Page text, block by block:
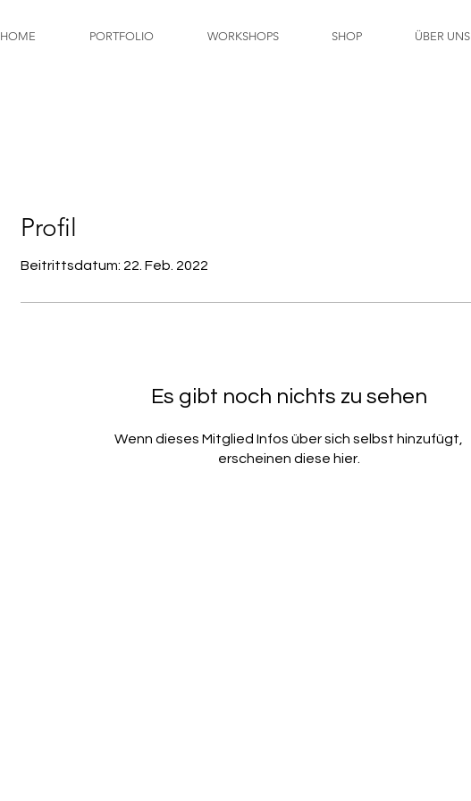
HOME PORTFOLIO WORKSHOPS SHOP ÜBER UNS
Profil
Beitrittsdatum: 22. Feb. 2022
Es gibt noch nichts zu sehen
Wenn dieses Mitglied Infos über sich selbst hinzufügt,
erscheinen diese hier.